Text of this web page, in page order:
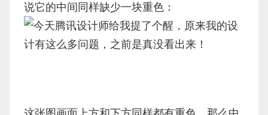
说它的中间同样缺少一块重色：